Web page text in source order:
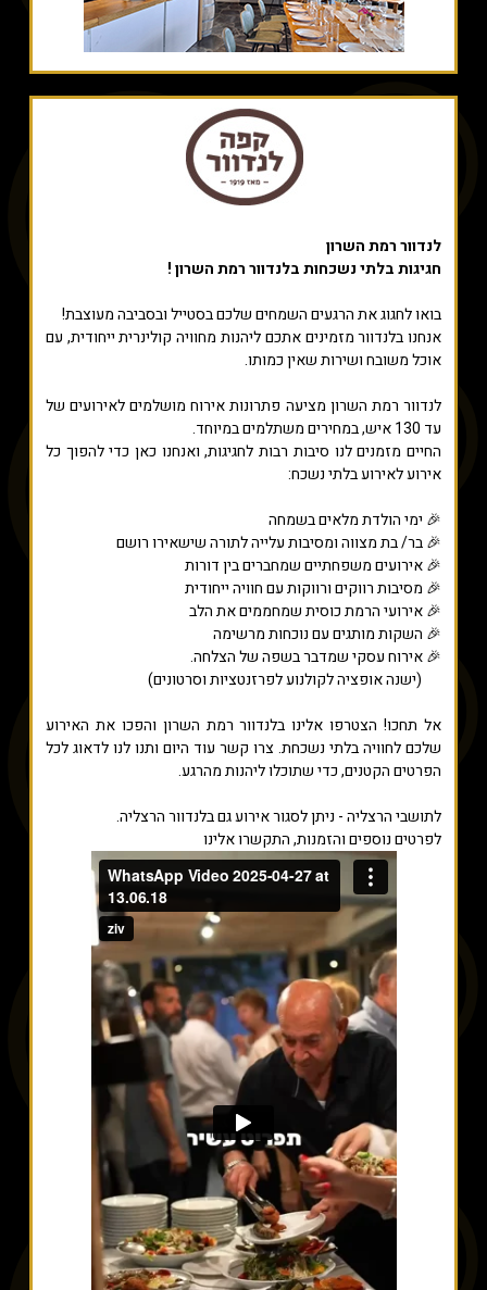
לנדוור רמת השרון
חגיגות בלתי נשכחות בלנדוור רמת השרון !
בואו לחגוג את הרגעים השמחים שלכם בסטייל ובסביבה מעוצבת!
אנחנו בלנדוור מזמינים אתכם ליהנות מחוויה קולינרית ייחודית, עם
אוכל משובח ושירות שאין כמותו.
לנדוור רמת השרון מציעה פתרונות אירוח מושלמים לאירועים של
עד 130 איש, במחירים משתלמים במיוחד.
החיים מזמנים לנו סיבות רבות לחגיגות, ואנחנו כאן כדי להפוך כל
אירוע לאירוע בלתי נשכח:
🎉 ימי הולדת מלאים בשמחה
🎉 בר/ בת מצווה ומסיבות עלייה לתורה שישאירו רושם
🎉 אירועים משפחתיים שמחברים בין דורות
🎉 מסיבות רווקים ורווקות עם חוויה ייחודית
🎉 אירועי הרמת כוסית שמחממים את הלב
🎉 השקות מותגים עם נוכחות מרשימה
🎉 אירוח עסקי שמדבר בשפה של הצלחה.
(ישנה אופציה לקולנוע לפרזנטציות וסרטונים)
אל תחכו! הצטרפו אלינו בלנדוור רמת השרון והפכו את האירוע
שלכם לחוויה בלתי נשכחת. צרו קשר עוד היום ותנו לנו לדאוג לכל
הפרטים הקטנים, כדי שתוכלו ליהנות מהרגע.
לתושבי הרצליה - ניתן לסגור אירוע גם בלנדוור הרצליה.
לפרטים נוספים והזמנות, התקשרו אלינו